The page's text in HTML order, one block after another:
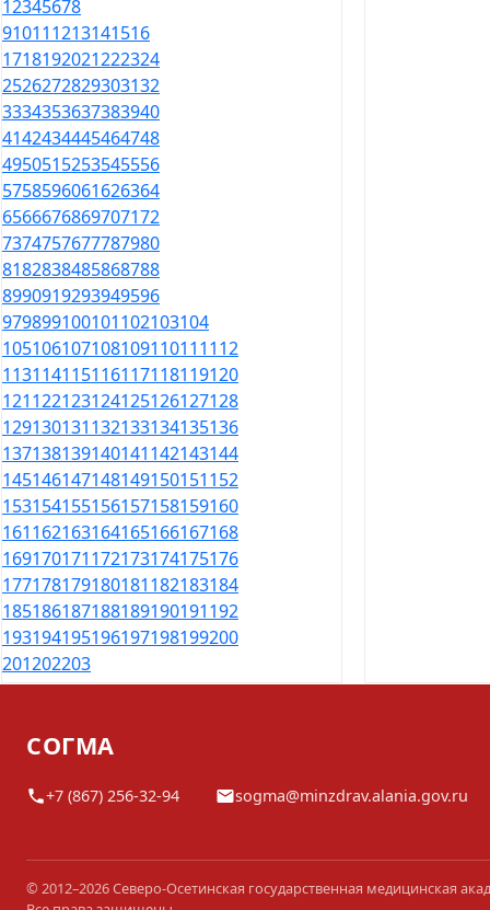
12345678
910111213141516
1718192021222324
2526272829303132
3334353637383940
4142434445464748
4950515253545556
5758596061626364
6566676869707172
7374757677787980
8182838485868788
8990919293949596
979899100101102103104
105106107108109110111112
113114115116117118119120
121122123124125126127128
129130131132133134135136
137138139140141142143144
145146147148149150151152
153154155156157158159160
161162163164165166167168
169170171172173174175176
177178179180181182183184
185186187188189190191192
193194195196197198199200
201202203
СОГМА
+7 (867) 256-32-94 sogma@minzdrav.alania.gov.ru
© 2012–2026 Северо-Осетинская государственная медицинская